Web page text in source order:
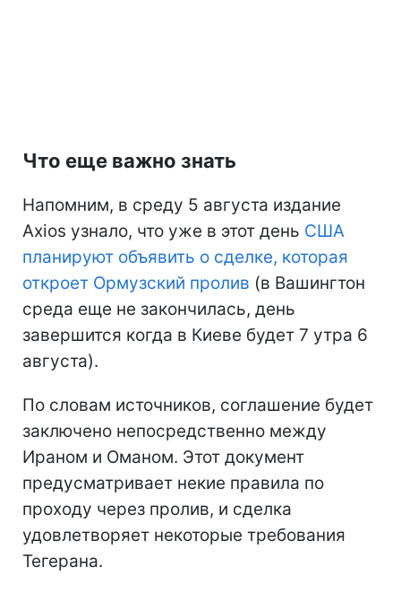
Что еще важно знать
Напомним, в среду 5 августа издание
Axios узнало, что уже в этот день США
планируют объявить о сделке, которая
откроет Ормузский пролив (в Вашингтон
среда еще не закончилась, день
завершится когда в Киеве будет 7 утра 6
августа).
По словам источников, соглашение будет
заключено непосредственно между
Ираном и Оманом. Этот документ
предусматривает некие правила по
проходу через пролив, и сделка
удовлетворяет некоторые требования
Тегерана.